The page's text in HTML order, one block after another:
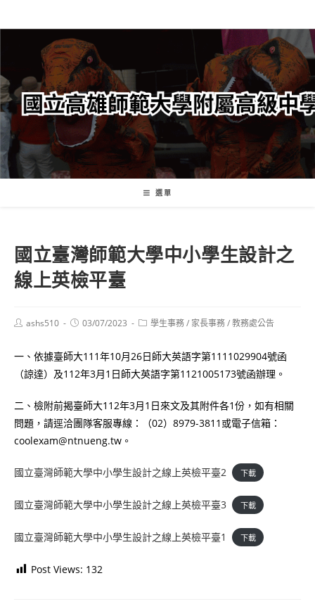
轉
要
內
容
選單
國立臺灣師範大學中小學生設計之
線上英檢平臺
Postashs510
Post03/07/2023
Post學生事務/ 家長事務/教務處公告
一、依據臺師大111年10月26日師大英語字第1111029904號函
（諒達）及112年3月1日師大英語字第1121005173號函辦理。
二、檢附前揭臺師大112年3月1日來文及其附件各1份，如有相關
問題，請逕洽團隊客服專線：（02）8979-3811或電子信箱：
coolexam@ntnueng.tw。
國立臺灣師範大學中小學生設計之線上英檢平臺2 下載
國立臺灣師範大學中小學生設計之線上英檢平臺3 下載
國立臺灣師範大學中小學生設計之線上英檢平臺1 下載
Post Views: 132